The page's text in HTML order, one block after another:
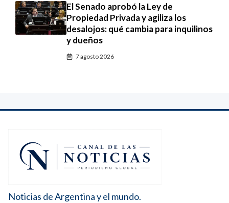
El Senado aprobó la Ley de
Propiedad Privada y agiliza los
desalojos: qué cambia para inquilinos
y dueños
7 agosto 2026
Noticias de Argentina y el mundo.